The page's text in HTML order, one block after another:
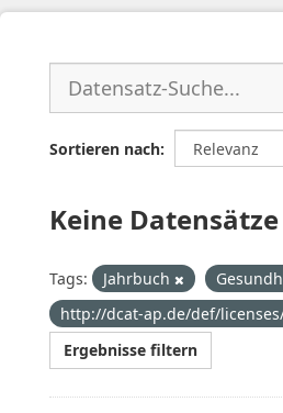
Sortieren nach
Keine
Tags: Jahrbuch
http://dcat-ap.de/def/
Ergebnisse filtern